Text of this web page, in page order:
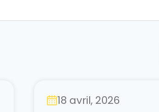
18 avril, 2026